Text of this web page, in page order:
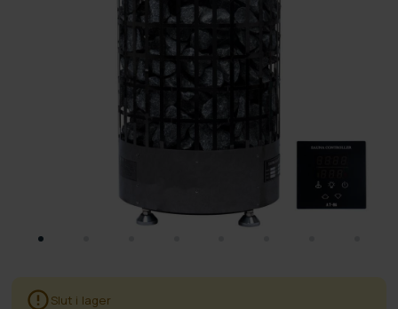
Slut i lager